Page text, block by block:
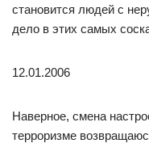
становится людей с
дело в этих самых
12.01.2006
Наверное, смена
терроризме